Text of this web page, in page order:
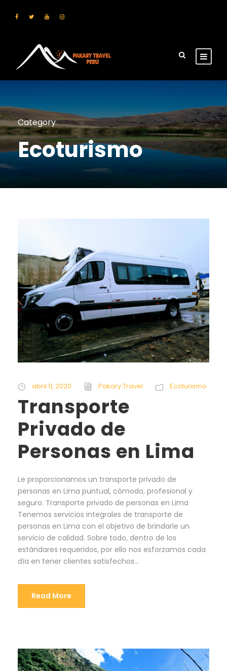
Category
Ecoturismo
abril 11, 2020 Pakary Travel Ecoturismo
Transporte
Privado de
Personas en Lima
Le proporcionamos un transporte privado de
personas en Lima puntual, cómodo, profesional y
seguro. Transporte privado de personas en Lima
Tenemos servicios integrales de transporte de
personas en Lima con el objetivo de brindarle un
servicio de calidad. Sobre todo, dentro de los
estándares requeridos, por ello nos esforzamos cada
día en tener clientes satisfechos...
Read More